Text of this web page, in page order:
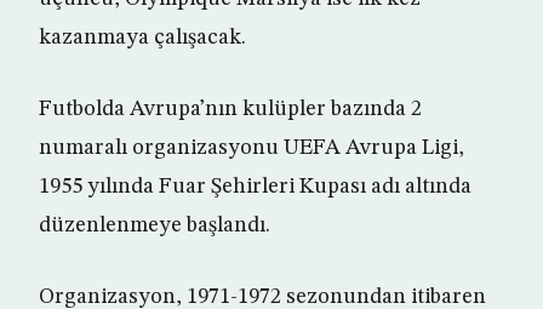
kazanmaya çalışacak.
Futbolda Avrupa’nın kulüpler bazında 2
numaralı organizasyonu UEFA Avrupa Ligi,
1955 yılında Fuar Şehirleri Kupası adı altında
düzenlenmeye başlandı.
Organizasyon, 1971-1972 sezonundan itibaren